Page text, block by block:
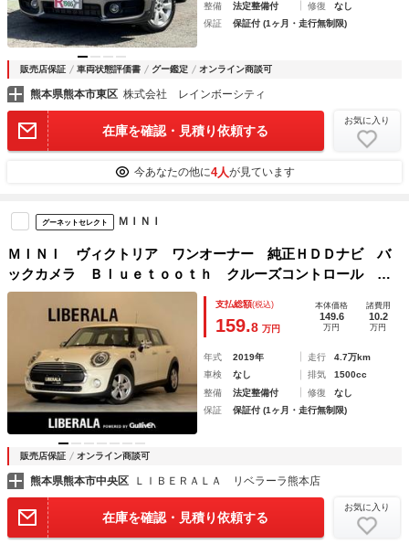
整備 法定整備付 修復
なし
保証
保証付 (1ヶ月・走行無制限)
販売店保証 車両状態評価書 グー鑑定 オンライン商談可
熊本県熊本市東区 株式会社 レインボーシティ
在庫を確認・見積り依頼する
お気に入り
今あなたの他に4人が見ています
グーネットセレクト ＭＩＮＩ
ＭＩＮＩ ヴィクトリア ワンオーナー 純正ＨＤＤナビ バ
ックカメラ Ｂｌｕｅｔｏｏｔｈ クルーズコントロール ア
イドリングストップ ＬＥＤヘッドライト ユニオンジャック
テールライト ウェルカムライト 純正１５インチアルミ
支払総額(税込)
159.8 万円
本体価格
149.6
万円
諸費用
10.2
万円
年式 2019年 走行
4.7万km
車検
なし 排気
1500cc
整備
法定整備付 修復
なし
保証
保証付 (1ヶ月・走行無制限)
販売店保証 オンライン商談可
熊本県熊本市中央区 ＬＩＢＥＲＡＬＡ リベラーラ熊本店
在庫を確認・見積り依頼する
お気に入り